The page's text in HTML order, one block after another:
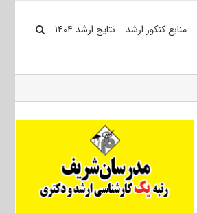
منابع کنکور ارشد نتایج ارشد ۱۴۰۴